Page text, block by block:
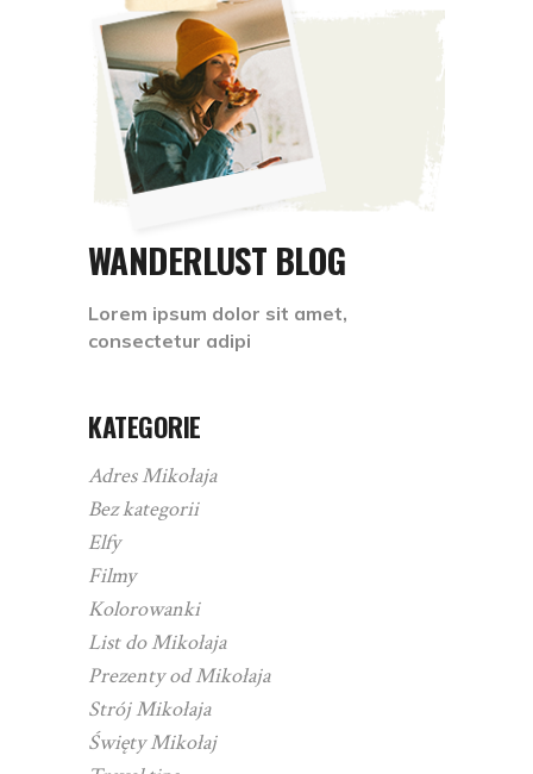
WANDERLUST BLOG
Lorem ipsum dolor sit amet,
consectetur adipi
KATEGORIE
Adres Mikołaja
Bez kategorii
Elfy
Filmy
Kolorowanki
List do Mikołaja
Prezenty od Mikołaja
Strój Mikołaja
Święty Mikołaj